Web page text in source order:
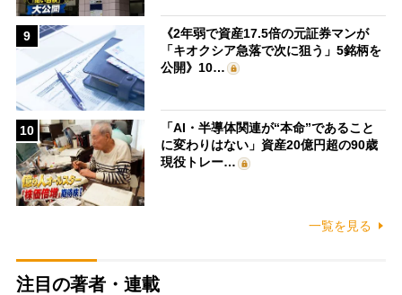
9
《2年弱で資産17.5倍の元証券マンが
「キオクシア急落で次に狙う」5銘柄を
公開》10…
10
「AI・半導体関連が“本命”であること
に変わりはない」資産20億円超の90歳
現役トレー…
一覧を見る
注目の著者・連載